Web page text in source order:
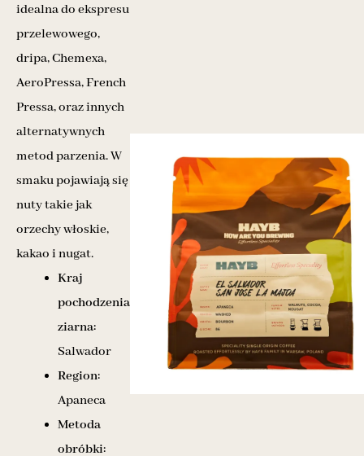
idealna do ekspresu
przelewowego,
dripa, Chemexa,
AeroPressa, French
Pressa, oraz innych
alternatywnych
metod parzenia. W
smaku pojawiają się
nuty takie jak
orzechy włoskie,
kakao i nugat.
Kraj
pochodzenia
ziarna:
Salwador
Region:
Apaneca
Metoda
obróbki: